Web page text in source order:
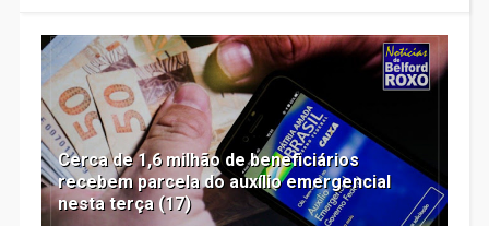
Cerca de 1,6 milhão de beneficiários
recebem parcela do auxílio emergencial
nesta terça (17)